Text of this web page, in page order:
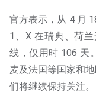
官方表示，从 4 月
1、X 在瑞典、荷
线，仅用时 106 天
麦及法国等国家和
们将继续保持关注。